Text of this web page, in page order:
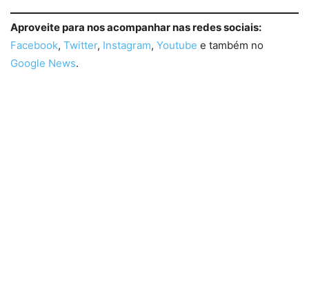
Aproveite para nos acompanhar nas redes sociais:
Facebook, Twitter, Instagram, Youtube e também no
Google News.